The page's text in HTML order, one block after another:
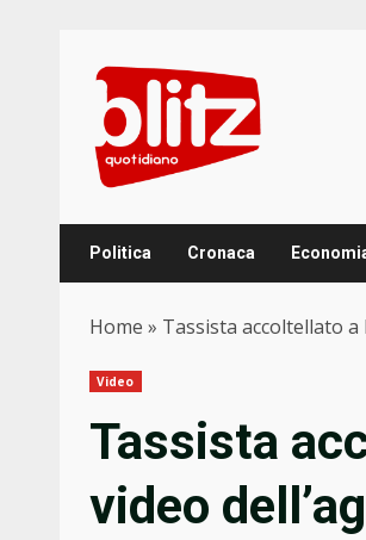
content
Politica Cronaca
Home » Tassista accoltellato
Video
Tassista
video